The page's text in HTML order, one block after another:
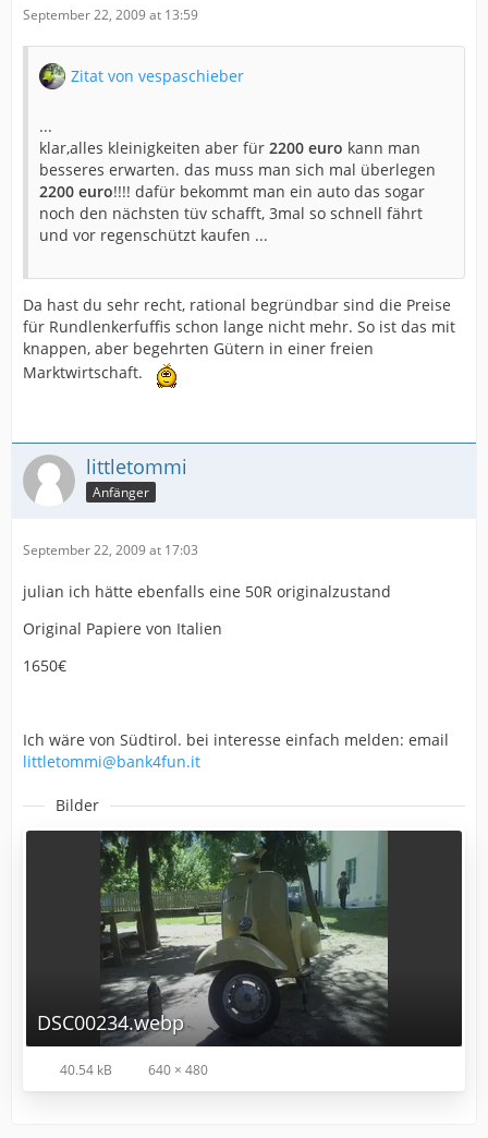
September 22, 2009 at 13:59
Zitat von vespaschieber
...
klar,alles kleinigkeiten aber für 2200 euro kann man
besseres erwarten. das muss man sich mal überlegen
2200 euro!!!! dafür bekommt man ein auto das sogar
noch den nächsten tüv schafft, 3mal so schnell fährt
und vor regenschützt kaufen ...
Da hast du sehr recht, rational begründbar sind die Preise
für Rundlenkerfuffis schon lange nicht mehr. So ist das mit
knappen, aber begehrten Gütern in einer freien
Marktwirtschaft.
littletommi
Anfänger
September 22, 2009 at 17:03
julian ich hätte ebenfalls eine 50R originalzustand
Original Papiere von Italien
1650€
Ich wäre von Südtirol. bei interesse einfach melden: email
littletommi@bank4fun.it
Bilder
DSC00234.webp
40.54 kB 640 × 480